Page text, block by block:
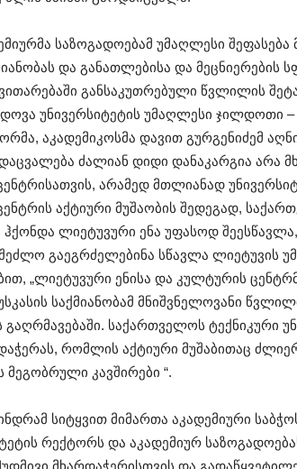
საზოგადოებამ უმაღლესი
და განათლებისა და მეცნიერების
განსაკუთრებული წვლილის
უნივერსიტეტის უმაღლესი ჯილდოთი
აკადემიკოსმა დავით გურგენიძემ
ძალიან დიდი დანაკარგია
არამედ მთლიანად
აქტიური მუშაობის შედეგად,
ჰქონდა ლიეტუვური ენა უფასოდ
გაეგრძელებინა სწავლა ლიეტუვის
„ლიეტუვური ენისა და კულტურის
საქმიანობამ მნიშვნელოვანი
გაღრმავებაში. საქართველოს ტექნიკური
რომლის აქტიური მუშაბითაც
კავშირები “.
სიტყვით მიმართა აკადემიური
რექტორს და აკადემიურ
მხარდაჭერისთვის და